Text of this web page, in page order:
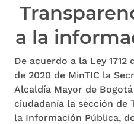
a la
De acuerdo a la Ley 1712
de 2020 de MinTIC la
Alcaldía Mayor de
ciudadanía la sección de
la Información Pública,